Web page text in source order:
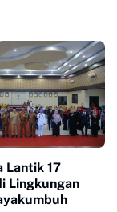
Lantik 17
Lingkungan